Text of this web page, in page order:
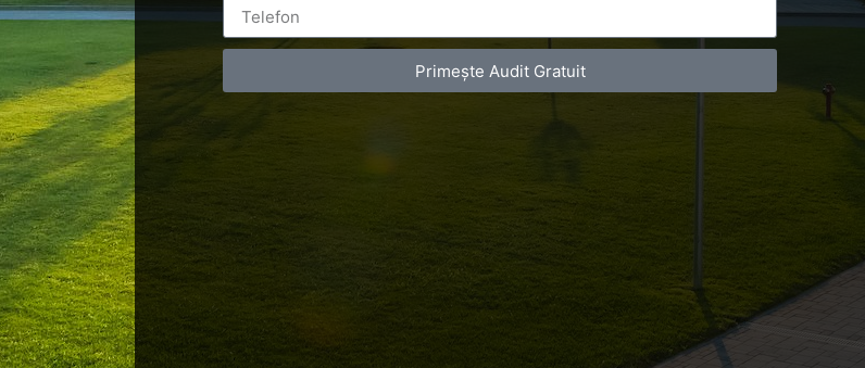
Postări servicii
Fotografie de produs Contact Telefonic Follow us
Primește Audit Gratuit